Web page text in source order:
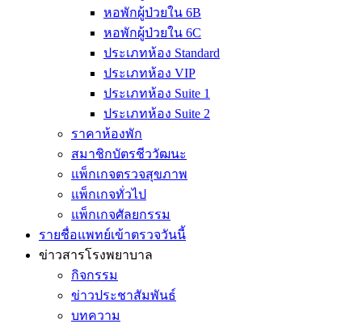
หอพักผู้ป่วยใน 6B
หอพักผู้ป่วยใน 6C
ประเภทห้อง Standard
ประเภทห้อง VIP
ประเภทห้อง Suite 1
ประเภทห้อง Suite 2
ราคาห้องพัก
สมาชิกบัตรชีววัฒนะ
แพ็กเกจตรวจสุขภาพ
แพ็กเกจทั่วไป
แพ็กเกจศัลยกรรม
รายชื่อแพทย์เข้าตรวจวันนี้
ข่าวสารโรงพยาบาล
กิจกรรม
ข่าวประชาสัมพันธ์
บทความ